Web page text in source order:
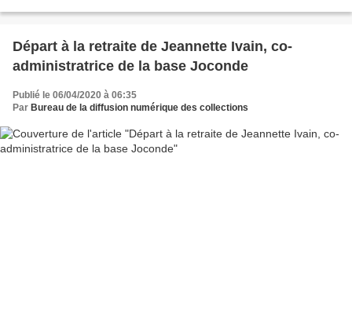
Départ à la retraite de Jeannette Ivain, co-
administratrice de la base Joconde
Publié le 06/04/2020 à 06:35
Par Bureau de la diffusion numérique des collections